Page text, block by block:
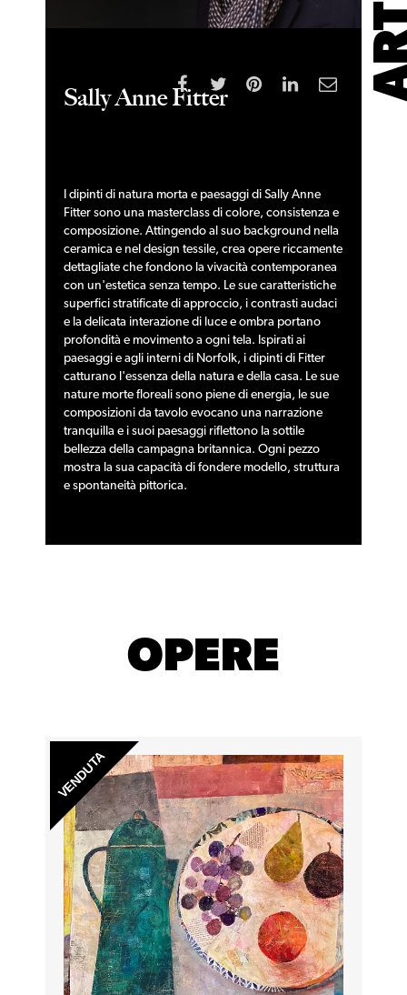
Sally Anne Fitter
I dipinti di natura morta e paesaggi di Sally Anne
Fitter sono una masterclass di colore, consistenza e
composizione. Attingendo al suo background nella
ceramica e nel design tessile, crea opere riccamente
dettagliate che fondono la vivacità contemporanea
con un'estetica senza tempo. Le sue caratteristiche
superfici stratificate di approccio, i contrasti audaci
e la delicata interazione di luce e ombra portano
profondità e movimento a ogni tela. Ispirati ai
paesaggi e agli interni di Norfolk, i dipinti di Fitter
catturano l'essenza della natura e della casa. Le sue
nature morte floreali sono piene di energia, le sue
composizioni da tavolo evocano una narrazione
tranquilla e i suoi paesaggi riflettono la sottile
bellezza della campagna britannica. Ogni pezzo
mostra la sua capacità di fondere modello, struttura
e spontaneità pittorica.
OPERE